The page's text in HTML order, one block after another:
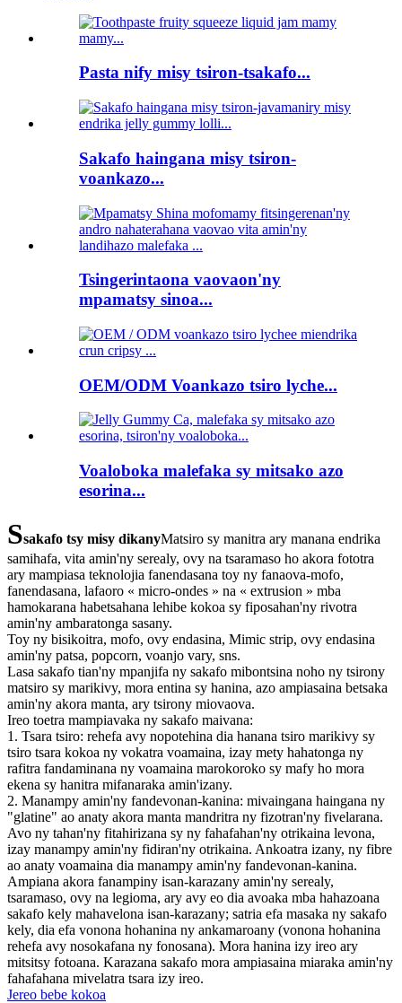
Pasta nify misy tsiron-tsakafo...
Sakafo haingana misy tsiron-
voankazo...
Tsingerintaona vaovaon'ny
mpamatsy sinoa...
OEM/ODM Voankazo tsiro lyche...
Voaloboka malefaka sy mitsako azo
esorina...
Ssakafo tsy misy dikanyMatsiro sy manitra ary manana endrika
samihafa, vita amin'ny serealy, ovy na tsaramaso ho akora fototra
ary mampiasa teknolojia fanendasana toy ny fanaova-mofo,
fanendasana, lafaoro « micro-ondes » na « extrusion » mba
hamokarana habetsahana lehibe kokoa sy fiposahan'ny rivotra
amin'ny ambaratonga sasany.
Toy ny bisikoitra, mofo, ovy endasina, Mimic strip, ovy endasina
amin'ny patsa, popcorn, voanjo vary, sns.
Lasa sakafo tian'ny mpanjifa ny sakafo mibontsina noho ny tsirony
matsiro sy marikivy, mora entina sy hanina, azo ampiasaina betsaka
amin'ny akora manta, ary tsirony miovaova.
Ireo toetra mampiavaka ny sakafo maivana:
1. Tsara tsiro: rehefa avy nopotehina dia hanana tsiro marikivy sy
tsiro tsara kokoa ny vokatra voamaina, izay mety hahatonga ny
rafitra fandaminana ny voamaina marokoroko sy mafy ho mora
ekena sy hanitra mifanaraka amin'izany.
2. Manampy amin'ny fandevonan-kanina: mivaingana haingana ny
"glatine" ao anaty akora manta mandritra ny fizotran'ny fivelarana.
Avo ny tahan'ny fitahirizana sy ny fahafahan'ny otrikaina levona,
izay manampy amin'ny fidiran'ny otrikaina. Ankoatra izany, ny fibre
ao anaty voamaina dia manampy amin'ny fandevonan-kanina.
Ampiana akora fanampiny isan-karazany amin'ny serealy,
tsaramaso, ovy na legioma, ary avy eo dia avoaka mba hahazoana
sakafo kely mahavelona isan-karazany; satria efa masaka ny sakafo
kely, dia efa vonona hohanina ny ankamaroany (vonona hohanina
rehefa avy nosokafana ny fonosana). Mora hanina izy ireo ary
mitsitsy fotoana. Karazana sakafo mora ampiasaina miaraka amin'ny
fahafahana mivelatra tsara izy ireo.
Jereo bebe kokoa